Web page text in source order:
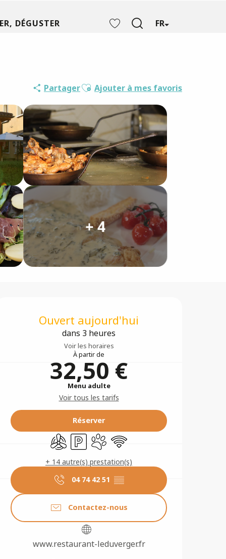
FR
DÉGUSTER
PartagerAjouter aux favoris
Ajouter à mes favoris
+ 4
Ouvert aujourd'hui
dans 3 heures
Voir les horaires
À partir de
32,50 €
Menu adulte
Voir tous les tarifs
Réserver
Air conditionné
ParkingAnimaux acceptés
WiFi
+ 14 autre(s) prestation(s)
04 74 42 51 ▒▒
Contactez-nous
www.restaurant-leduverger.fr